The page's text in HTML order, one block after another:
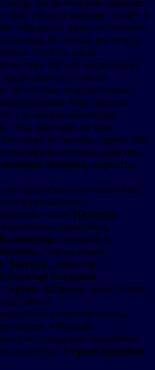
когда человек надевает
свой стиль и выходит в свет к
обращают даже не столь на
целом. И это как раз и есть
То есть, когда
частью моды, один
не только
И это уже рождает такие
Мы сделали
усыпанный шестью
Это, конечно, не про
момент вызова самим себе
выглядеть стильно, красиво,
Левенец, директор
представители компании,
в реализации
стали: Наталья
директора,
основатель,
, генеральный
Левенец, директор,
Богданов,
Арина Авдеева, заместитель
развития города
«Русские
по продажам Tessellation
выступил Сергей Краснов,